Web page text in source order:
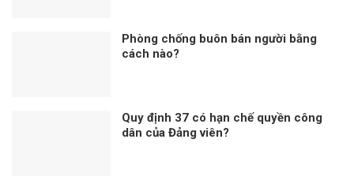
Phòng chống buôn bán người bằng
cách nào?
Quy định 37 có hạn chế quyền công
dân của Đảng viên?